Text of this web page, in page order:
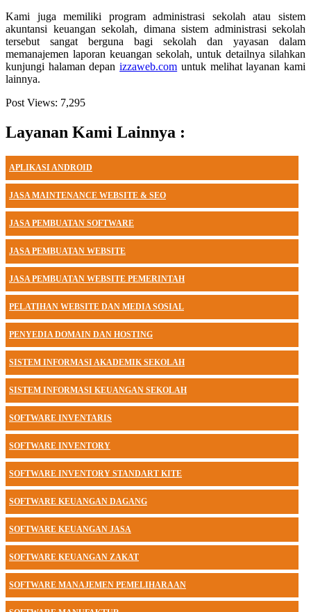
Kami juga memiliki program administrasi sekolah atau sistem
akuntansi keuangan sekolah, dimana sistem administrasi sekolah
tersebut sangat berguna bagi sekolah dan yayasan dalam
memanajemen laporan keuangan sekolah, untuk detailnya silahkan
kunjungi halaman depanizzaweb.com untuk melihat layanan kami
lainnya.
Post Views: 7,295
Layanan Kami Lainnya :
APLIKASI ANDROID
JASA MAINTENANCE WEBSITE & SEO
JASA PEMBUATAN SOFTWARE
JASA PEMBUATAN WEBSITE
JASA PEMBUATAN WEBSITE PEMERINTAH
PELATIHAN WEBSITE DAN MEDIA SOSIAL
PENYEDIA DOMAIN DAN HOSTING
SISTEM INFORMASI AKADEMIK SEKOLAH
SISTEM INFORMASI KEUANGAN SEKOLAH
SOFTWARE INVENTARIS
SOFTWARE INVENTORY
SOFTWARE INVENTORY STANDART KITE
SOFTWARE KEUANGAN DAGANG
SOFTWARE KEUANGAN JASA
SOFTWARE KEUANGAN ZAKAT
SOFTWARE MANAJEMEN PEMELIHARAAN